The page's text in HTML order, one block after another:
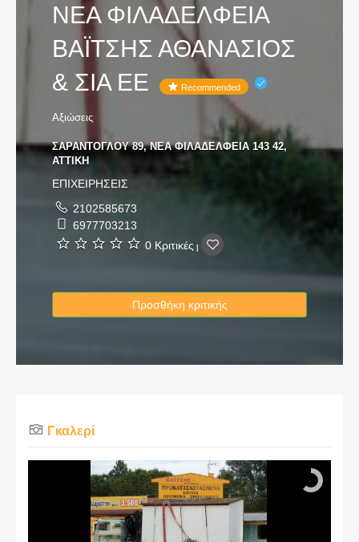
ΝΕΑ ΦΙΛΑΔΕΛΦΕΙΑ
ΒΑΪΤΣΗΣ ΑΘΑΝΑΣΙΟΣ
& ΣΙΑ ΕΕ
Recommended
Αξιώσεις
ΣΑΡΑΝΤΟΓΛΟΥ 89, ΝΕΑ ΦΙΛΑΔΕΛΦΕΙΑ 143 42,
ΑΤΤΙΚΗ
ΕΠΙΧΕΙΡΗΣΕΙΣ
2102585673
6977703213
0 Κριτικές |
Προσθήκη κριτικής
Γκαλερί